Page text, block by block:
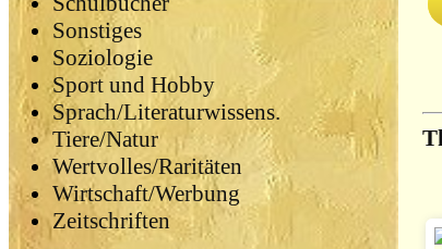
Sonstiges
Soziologie
Sport und Hobby
Sprach/Literaturwissens.
Tiere/Natur
Wertvolles/Raritäten
Wirtschaft/Werbung
Zeitschriften